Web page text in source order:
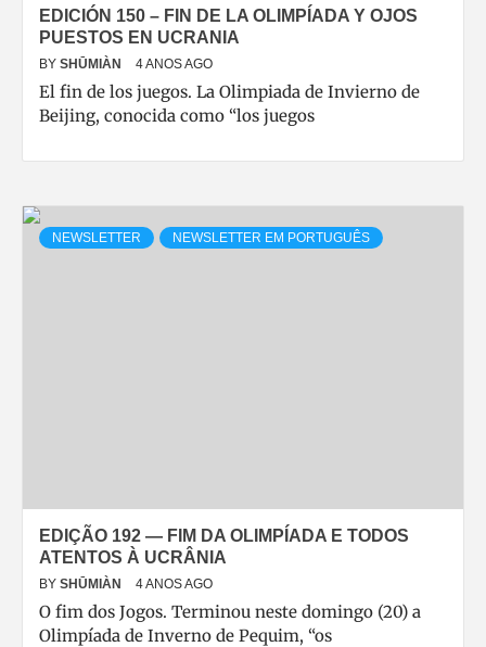
EDICIÓN 150 – FIN DE LA OLIMPÍADA Y OJOS
PUESTOS EN UCRANIA
BY SHŪMIÀN 4 ANOS AGO
El fin de los juegos. La Olimpiada de Invierno de
Beijing, conocida como “los juegos
NEWSLETTER NEWSLETTER EM PORTUGUÊS
EDIÇÃO 192 — FIM DA OLIMPÍADA E TODOS
ATENTOS À UCRÂNIA
BY SHŪMIÀN 4 ANOS AGO
O fim dos Jogos. Terminou neste domingo (20) a
Olimpíada de Inverno de Pequim, “os